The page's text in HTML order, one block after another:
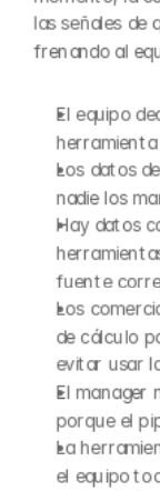
las señales de
frenando al
El equipo
herramienta
Los datos
nadie los
Hay datos
fuente
Los
de cálculo
evitar usar
El manager
porque el
La
el equipo